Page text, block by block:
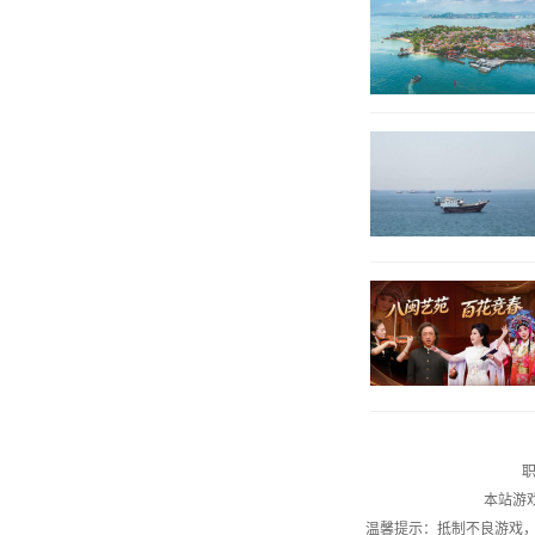
本站游
温馨提示：抵制不良游戏